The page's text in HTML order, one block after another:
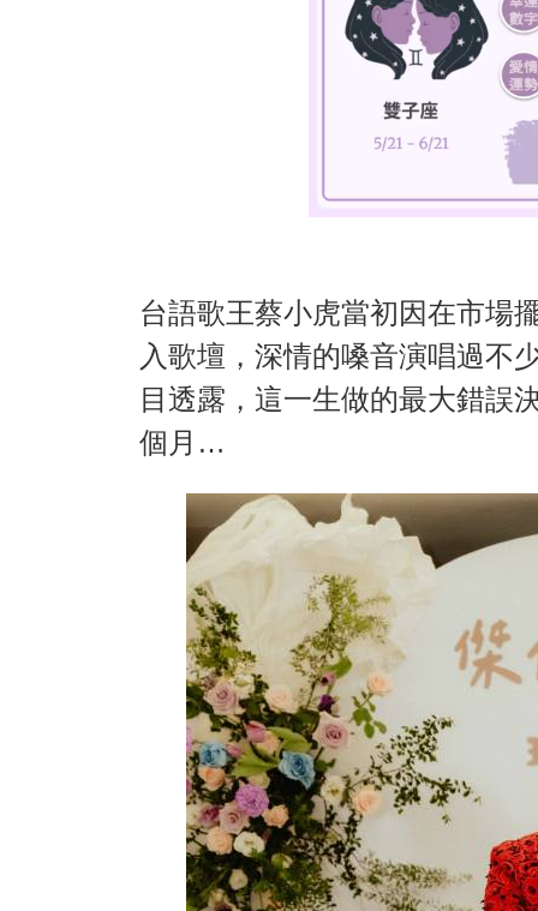
台語歌王蔡小虎當初因在市場
入歌壇，深情的嗓音演唱過不
目透露，這一生做的最大錯誤
個月…